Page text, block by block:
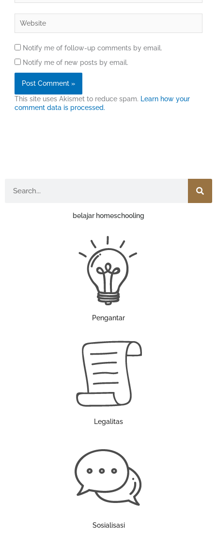
Notify me of follow-up comments by email.
Notify me of new posts by email.
This site uses Akismet to reduce spam. Learn how your
comment data is processed.
belajar homeschooling
Pengantar
Legalitas
Sosialisasi